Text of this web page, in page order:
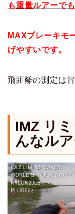
も重量ルアーでも
MAXブレーキモ
げやすいです。
飛距離の測定は
IMZ リ
んなル